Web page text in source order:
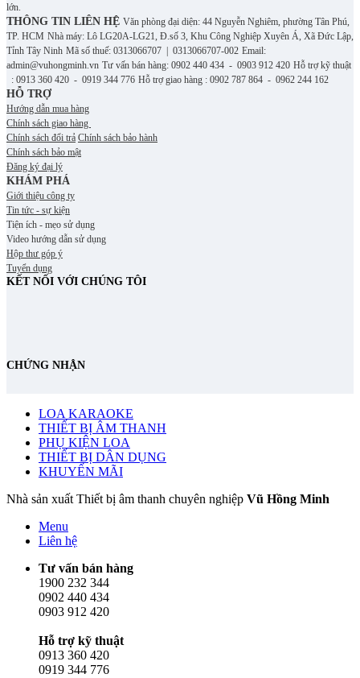
lớn.
THÔNG TIN LIÊN HỆ Văn phòng đại diện: 44 Nguyễn Nghiêm, phường Tân Phú,
TP. HCM Nhà máy: Lô LG20A-LG21, Đ.số 3, Khu Công Nghiệp Xuyên Á, Xã Đức Lập,
Tỉnh Tây Ninh Mã số thuế: 0313066707 | 0313066707-002 Email:
admin@vuhongminh.vn Tư vấn bán hàng: 0902 440 434 - 0903 912 420 Hỗ trợ kỹ thuật
: 0913 360 420 - 0919 344 776 Hỗ trợ giao hàng : 0902 787 864 - 0962 244 162
HỖ TRỢ
Hướng dẫn mua hàng
Chính sách giao hàng
Chính sách đổi trả Chính sách bảo hành
Chính sách bảo mật
Đăng ký đại lý
KHÁM PHÁ
Giới thiệu công ty
Tin tức - sự kiện
Tiện ích - mẹo sử dụng
Video hướng dẫn sử dụng
Hộp thư góp ý
Tuyển dụng
KẾT NỐI VỚI CHÚNG TÔI
CHỨNG NHẬN
LOA KARAOKE
THIẾT BỊ ÂM THANH
PHỤ KIỆN LOA
THIẾT BỊ DÂN DỤNG
KHUYẾN MÃI
Nhà sản xuất Thiết bị âm thanh chuyên nghiệp Vũ Hồng Minh
Menu
Liên hệ
Tư vấn bán hàng
1900 232 344
0902 440 434
0903 912 420
Hỗ trợ kỹ thuật
0913 360 420
0919 344 776